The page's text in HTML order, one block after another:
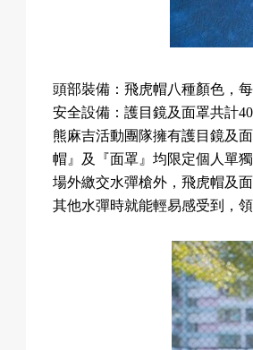
頭部裝備：飛虎帽八種顏色，
安全設備：護目鏡及面罩共計
熊麻吉活動團隊擁有護目鏡及
帽』及『面罩』均限定個人單
場外繳交水彈槍外，飛虎帽及
其他水彈時就能輕易感受到，